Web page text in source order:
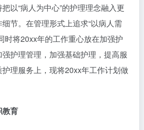
以“病人为中心”的护理理念融入更
节。在管理形式上追求“以病人需
时将20xx年的工作重心放在加强护
护理管理，加强基础护理，提高服
理服务上，现将20xx年工作计划做
教育